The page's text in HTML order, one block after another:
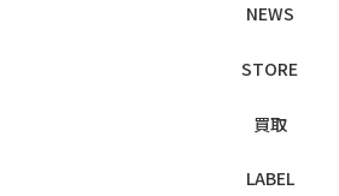
NEWS
STORE
買取
LABEL